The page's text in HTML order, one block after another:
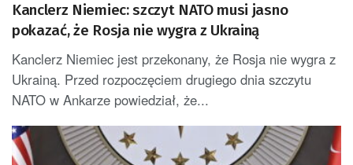
Kanclerz Niemiec: szczyt NATO musi jasno
pokazać, że Rosja nie wygra z Ukrainą
Kanclerz Niemiec jest przekonany, że Rosja nie wygra z
Ukrainą. Przed rozpoczęciem drugiego dnia szczytu
NATO w Ankarze powiedział, że...